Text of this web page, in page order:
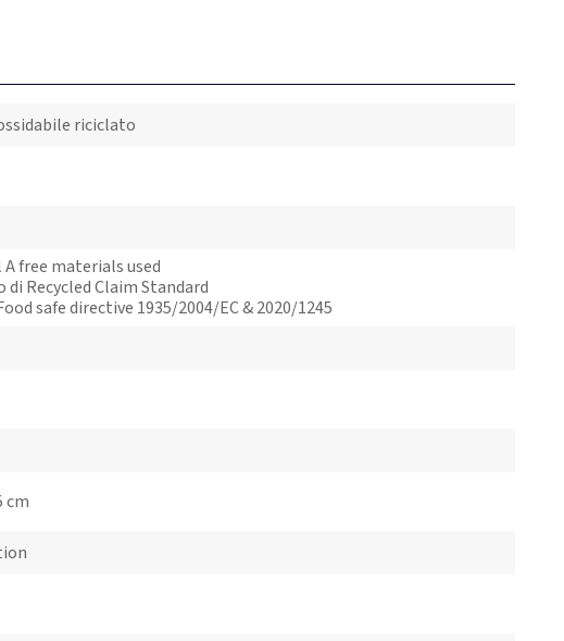
riciclato
free materials used
Recycled Claim Standard
safe directive 1935/2004/EC & 2020/1245
cm